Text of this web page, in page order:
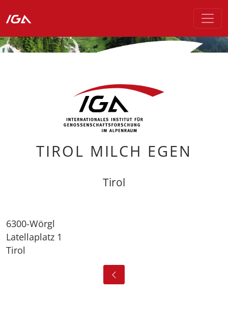
TIROL MILCH EGEN
Tirol
6300-Wörgl
Latellaplatz 1
Tirol